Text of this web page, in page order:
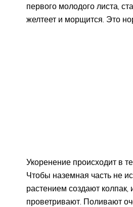
первого молодого листа,
желтеет и морщится. Это
Укоренение происходит в
Чтобы наземная часть не
растением создают колпак,
проветривают. Поливают